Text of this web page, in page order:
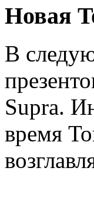
Новая
В
Supra.
время